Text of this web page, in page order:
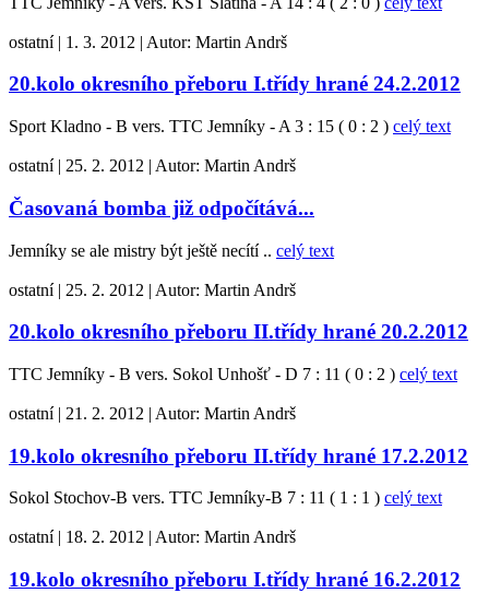
ostatní | 1. 3. 2012 | Autor: Martin Andrš
20.kolo okresního přeboru I.třídy hrané 24.2.2012
Sport Kladno - B vers. TTC Jemníky - A 3 : 15 ( 0 : 2 ) celý text
ostatní | 25. 2. 2012 | Autor: Martin Andrš
Časovaná bomba již odpočítává...
Jemníky se ale mistry být ještě necítí .. celý text
ostatní | 25. 2. 2012 | Autor: Martin Andrš
20.kolo okresního přeboru II.třídy hrané 20.2.2012
TTC Jemníky - B vers. Sokol Unhošť - D 7 : 11 ( 0 : 2 ) celý text
ostatní | 21. 2. 2012 | Autor: Martin Andrš
19.kolo okresního přeboru II.třídy hrané 17.2.2012
Sokol Stochov-B vers. TTC Jemníky-B 7 : 11 ( 1 : 1 ) celý text
ostatní 18. 2. 2012 Autor: Martin Andrš
19.kolo okresního přeboru I.třídy hrané 16.2.2012